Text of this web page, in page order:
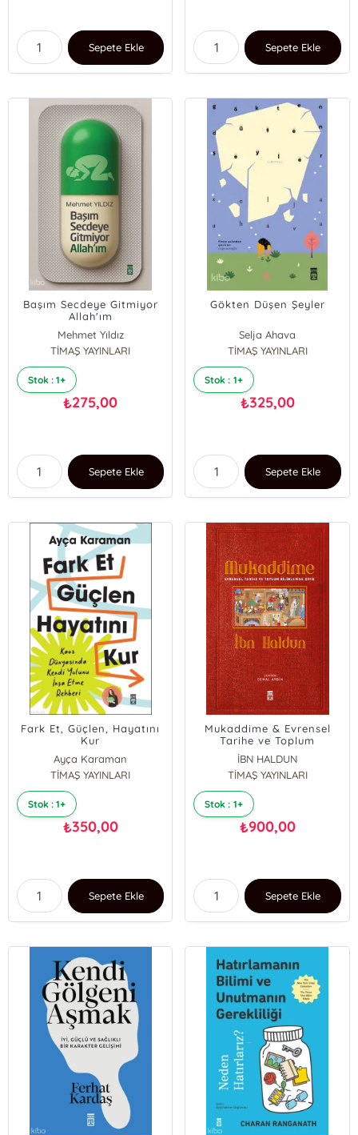
Sepete Ekle Sepete Ekle
Başım Secdeye Gitmiyor
Allah'ım
Mehmet Yıldız
TİMAŞ YAYINLARI
Stok : 1+
₺275,00
Sepete Ekle
Gökten Düşen Şeyler
Selja Ahava
TİMAŞ YAYINLARI
Stok : 1+
₺325,00
Sepete Ekle
Fark Et, Güçlen, Hayatını
Kur
Ayça Karaman
TİMAŞ YAYINLARI
Stok : 1+
₺350,00
Sepete Ekle
Mukaddime & Evrensel
Tarihe ve Toplum
Bilimlerine Giriş
İBN HALDUN
TİMAŞ YAYINLARI
Stok : 1+
₺900,00
Sepete Ekle